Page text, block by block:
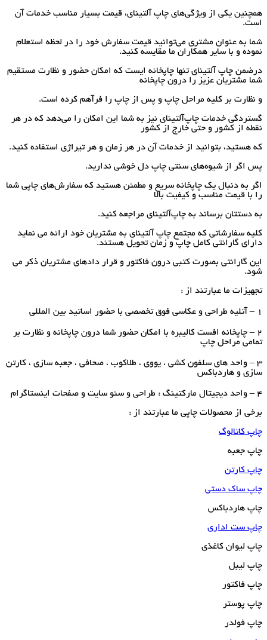
همچنین یکی از ویژگی‌های چاپ آلتینای، قیمت بسیار مناسب خدمات آن
است.
شما به عنوان مشتری می‌توانید قیمت سفارش خود را در لحظه استعلام
نموده و با سایر همکاران ما مقایسه کنید.
درضمن چاپ آلتینای تنها چاپخانه ایست که امکان حضور و نظارت مستقیم
شما مشتریان عزیز را درون چاپخانه
و نظارت بر کلیه مراحل چاپ و پس از چاپ را فرآهم کرده است.
گستردگی خدمات چاپ‌آلتینای نیز به شما این امکان را می‌دهد که در هر
نقطه از کشور و حتی خارج از کشور
که هستید، بتوانید از خدمات آن در هر زمان و هر تیراژی استفاده کنید.
پس اگر از شیوه‌های سنتی چاپ دل خوشی ندارید.
اگر به دنبال یک چاپخانه سریع و مطمئن هستید که سفارش‌های چاپی شما
را با قیمت مناسب و کیفیت بالا
به دستتان برساند به چاپ‌آلتینای مراجعه کنید.
کلیه سفارشاتی که مجتمع چاپ‌ آلتینای به مشتریان خود ارائه می نماید
دارای گارانتی کامل چاپ و زمان تحویل هستند.
این گارانتی بصورت کتبی درون فاکتور و قرار دادهای مشتریان ذکر می
شود.
تجهیزات ما عبارتند از :
1 – آتلیه طراحی و عکاسی فوق تخصصی با حضور اساتید بین المللی
2 – چاپخانه افست کالیبره با امکان حضور شما درون چاپخانه و نظارت بر
تمامی مراحل چاپ
3 – واحد های سلفون کشی ، یووی ، طلاکوب ، صحافی ، جعبه سازی ، کارتن
سازی و هاردباکس
4 – واحد دیجیتال مارکتینگ : طراحی و سئو سایت و صفحات اینستاگرام
برخی از محصولات چاپی ما عبارتند از :
چاپ کاتالوگ
چاپ جعبه
چاپ کارتن
چاپ ساک دستی
چاپ هاردباکس
چاپ ست اداری
چاپ لیوان کاغذی
چاپ لیبل
چاپ فاکتور
چاپ پوستر
چاپ فولدر